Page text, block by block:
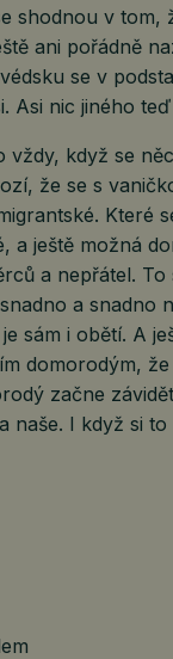
shodnou v tom,
ani pořádně
se v
Asi nic jiného
vždy, když se
že se s
Které
a ještě možná
a nepřátel.
a snadno
sám i obětí. A
domorodým,
začne
naše. I když si